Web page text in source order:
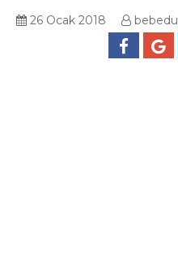
26 Ocak 2018 bebedu